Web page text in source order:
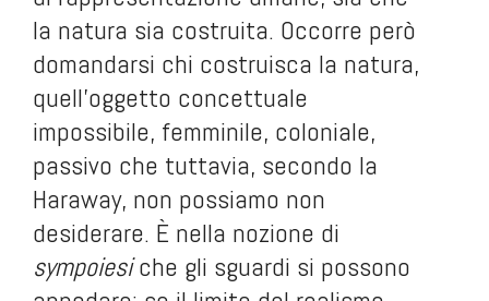
la natura sia costruita. Occorre però
domandarsi chi costruisca la natura,
quell’oggetto concettuale
impossibile, femminile, coloniale,
passivo che tuttavia, secondo la
Haraway, non possiamo non
desiderare. È nella nozione di
sympoiesiche gli sguardi si possono